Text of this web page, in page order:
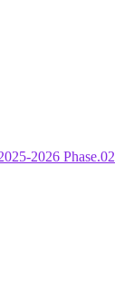
2026 Phase.02